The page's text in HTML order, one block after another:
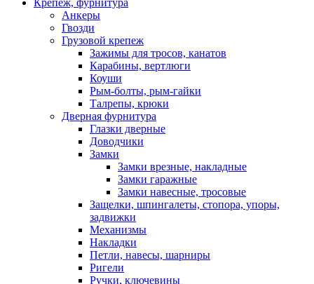
Анкеры
Гвозди
Грузовой крепеж
Зажимы для тросов, канатов
Карабины, вертлюги
Коуши
Рым-болты, рым-гайки
Талрепы, крюки
Дверная фурнитура
Глазки дверные
Доводчики
Замки
Замки врезные, накладные
Замки гаражные
Замки навесные, тросовые
Защелки, шпингалеты, стопора, упоры,
задвижки
Механизмы
Накладки
Петли, навесы, шарниры
Ригели
Ручки, ключевины